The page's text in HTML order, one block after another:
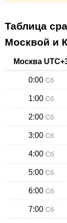
Таблица
Москвой и
Москва UTC+
0:00 Сб
1:00 Сб
2:00 Сб
3:00 Сб
4:00 Сб
5:00 Сб
6:00 Сб
7:00 Сб